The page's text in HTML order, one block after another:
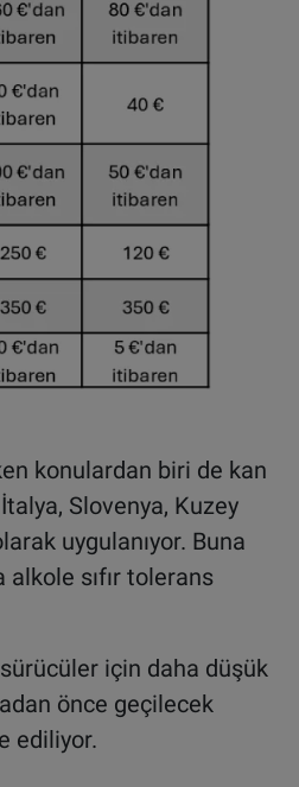
konulardan biri de kan
Slovenya, Kuzey
uygulanıyor. Buna
alkole sıfır tolerans
için daha düşük
önce geçilecek
ediliyor.